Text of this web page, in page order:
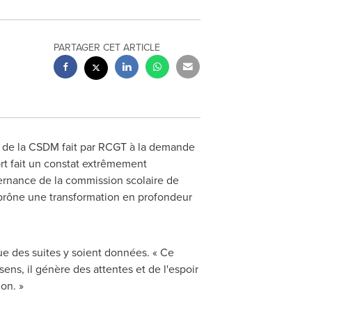
PARTAGER CET ARTICLE
la CSDM fait par RCGT à la demande
fait un constat extrêmement
de la commission scolaire de
une transformation en profondeur
des suites y soient données. « Ce
il génère des attentes et de l'espoir
»